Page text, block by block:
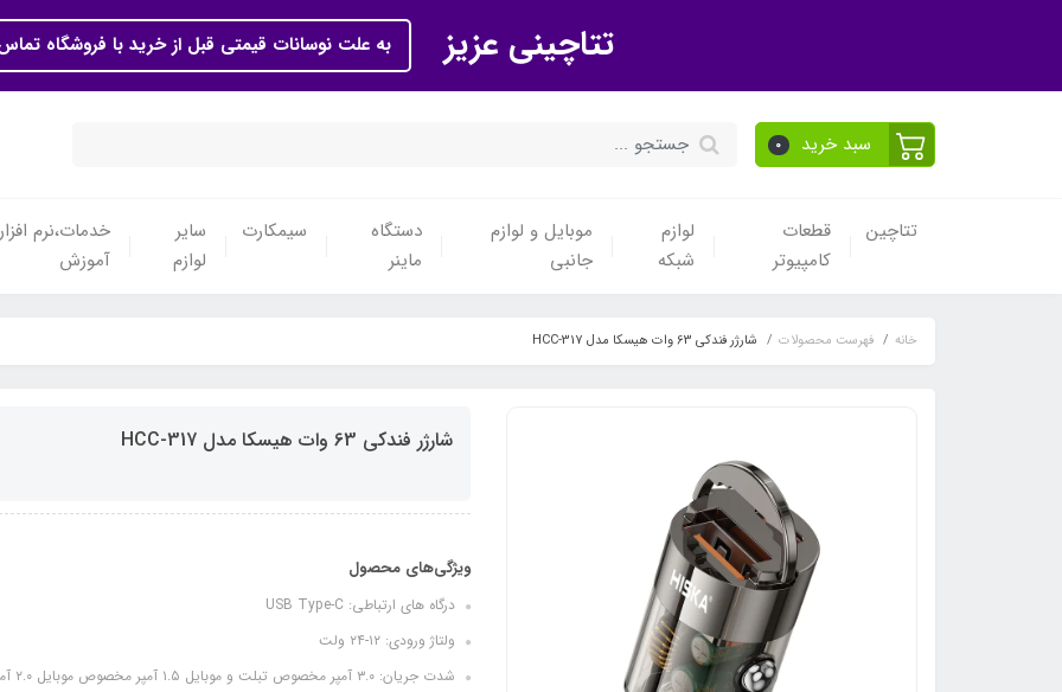
تتاچینی عزیز به علت نوسانات قیمتی قبل از خرید با فروشگاه
سبد خرید 0
تتاچین
قطعات
کامپیوتر
لوازم
شبکه
موبایل و لوازم
جانبی
دستگاه
ماینر
سیمکارت
سایر
لوازم
خدمات،نرم
آموزش
خانه فهرست محصولات شارژر فندکی 63 وات هیسکا مدل HCC-317
شارژر فندکی 63 وات هیسکا مدل HCC-317
ویژگی‌های محصول
درگاه های ارتباطی: USB Type-C
ولتاژ ورودی: ۱۲-۲۴ ولت
شدت جریان: ۳.۰ آمپر مخصوص تبلت و موبایل ۱.۵ آمپر مخصوص موبایل ۲.۰ آمپر مخصوص تبلت و موبایل